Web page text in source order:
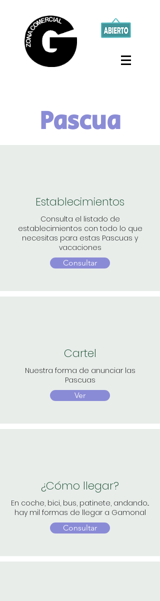
Pascua
Establecimientos
Consulta el listado de
establecimientos con todo lo que
necesitas para estas Pascuas y
vacaciones
Consultar
Cartel
Nuestra forma de anunciar las
Pascuas
Ver
¿Cómo llegar?
En coche, bici, bus, patinete, andando...
hay mil formas de llegar a Gamonal
Consultar